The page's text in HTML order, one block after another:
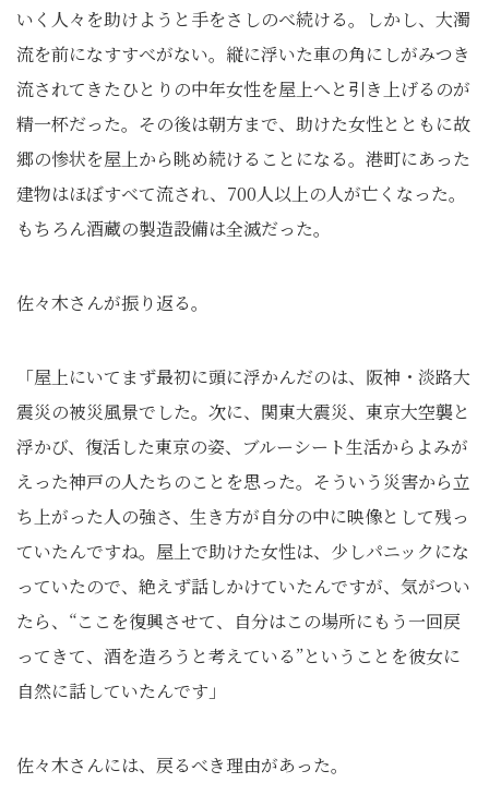
いく人々を助けようと手をさしのべ続ける。しかし、大濁
流を前になすすべがない。縦に浮いた車の角にしがみつき
流されてきたひとりの中年女性を屋上へと引き上げるのが
精一杯だった。その後は朝方まで、助けた女性とともに故
郷の惨状を屋上から眺め続けることになる。港町にあった
建物はほぼすべて流され、700人以上の人が亡くなった。
もちろん酒蔵の製造設備は全滅だった。
佐々木さんが振り返る。
「屋上にいてまず最初に頭に浮かんだのは、阪神・淡路大
震災の被災風景でした。次に、関東大震災、東京大空襲と
浮かび、復活した東京の姿、ブルーシート生活からよみが
えった神戸の人たちのことを思った。そういう災害から立
ち上がった人の強さ、生き方が自分の中に映像として残っ
ていたんですね。屋上で助けた女性は、少しパニックにな
っていたので、絶えず話しかけていたんですが、気がつい
たら、“ここを復興させて、自分はこの場所にもう一回戻
ってきて、酒を造ろうと考えている”ということを彼女に
自然に話していたんです」
佐々木さんには、戻るべき理由があった。